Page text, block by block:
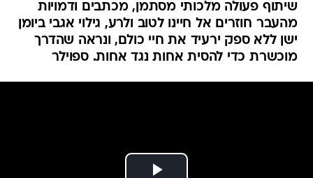
שיתוף פעולה מלכותי מסתמן, מכתבים ודמויות
מהעבר חוזרים אל חיינו לטוב ולרע, גילוי אגבי ביומן
ישן ללא ספק ירעיד את חיי כולם, ונראה שהדרך
מוכשרת כדי להסית אחות נגד אחות. ספוילר